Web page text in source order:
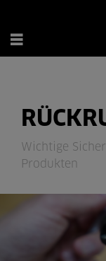
Wichtige
Produkten